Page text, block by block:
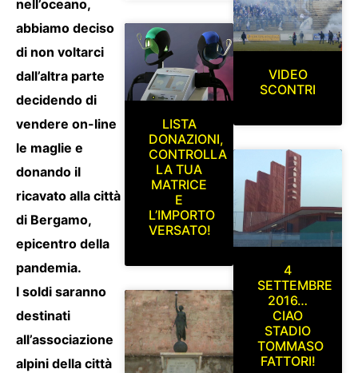
nell’oceano,
abbiamo deciso
di non voltarci
dall’altra parte
decidendo di
vendere on-line
le maglie e
donando il
ricavato alla città
di Bergamo,
epicentro della
pandemia.
I soldi saranno
destinati
all’associazione
alpini della città
LISTA
DONAZIONI,
CONTROLLA
LA TUA
MATRICE
E
L’IMPORTO
VERSATO!
VIDEO
SCONTRI
4
SETTEMBRE
2016…
CIAO
STADIO
TOMMASO
FATTORI!